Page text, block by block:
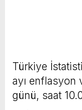
Türkiye
ayı enflasyon
günü, saat